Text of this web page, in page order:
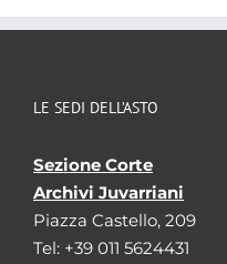
LE SEDI DELL’ASTO
Sezione Corte
Archivi Juvarriani
Piazza Castello, 209
Tel: +39 011 5624431